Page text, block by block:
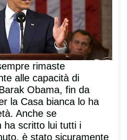
rimaste
alle capacità di
Obama, fin da
la Casa bianca lo ha
Anche se
ha scritto lui tutti i
è stato sicuramente